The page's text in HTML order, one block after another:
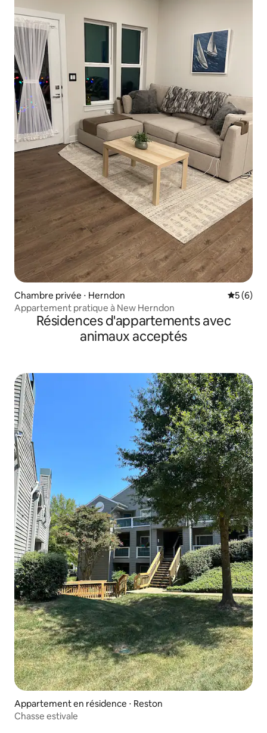
Chambre privée ⋅ Herndon
5 (6)
Appartement pratique à New Herndon
Résidences d'appartements avec
animaux acceptés
Appartement en résidence ⋅ Reston
Chasse estivale